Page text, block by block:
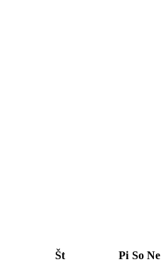
Št Pi So Ne